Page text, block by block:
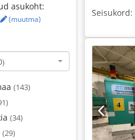
asukoht:
(muutma)
(143)
(34)
(29)
Seisukord: